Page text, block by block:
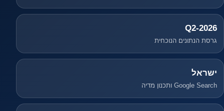
2026-Q2
גרסת הנתונים הנוכחית
ישראל
Google Search ותכנון מדיה